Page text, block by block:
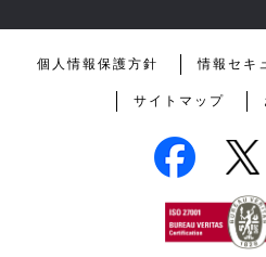
個人情報保護方針 情報セキ
サイトマップ